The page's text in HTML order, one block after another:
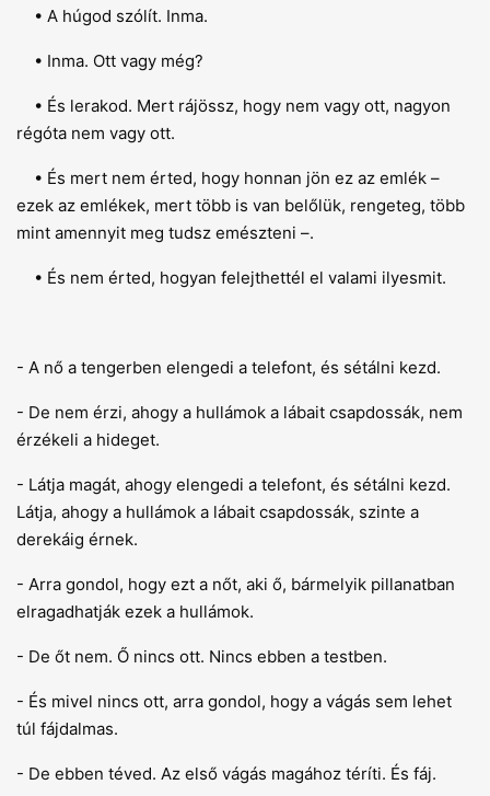
• A húgod szólít. Inma.
• Inma. Ott vagy még?
• És lerakod. Mert rájössz, hogy nem vagy ott, nagyon
régóta nem vagy ott.
• És mert nem érted, hogy honnan jön ez az emlék –
ezek az emlékek, mert több is van belőlük, rengeteg, több
mint amennyit meg tudsz emészteni –.
• És nem érted, hogyan felejthettél el valami ilyesmit.
- A nő a tengerben elengedi a telefont, és sétálni kezd.
- De nem érzi, ahogy a hullámok a lábait csapdossák, nem
érzékeli a hideget.
- Látja magát, ahogy elengedi a telefont, és sétálni kezd.
Látja, ahogy a hullámok a lábait csapdossák, szinte a
derekáig érnek.
- Arra gondol, hogy ezt a nőt, aki ő, bármelyik pillanatban
elragadhatják ezek a hullámok.
- De őt nem. Ő nincs ott. Nincs ebben a testben.
- És mivel nincs ott, arra gondol, hogy a vágás sem lehet
túl fájdalmas.
- De ebben téved. Az első vágás magához téríti. És fáj.